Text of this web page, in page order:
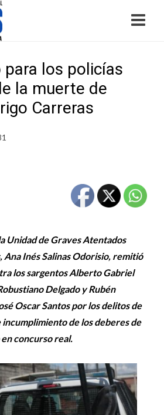
para los policías
la muerte de
Carreras
Unidad de Graves Atentados
Ana Inés Salinas Odorisio, remitió
los sargentos Alberto Gabriel
Delgado y Rubén
Oscar Santos por los delitos de
de los deberes de
concurso real.